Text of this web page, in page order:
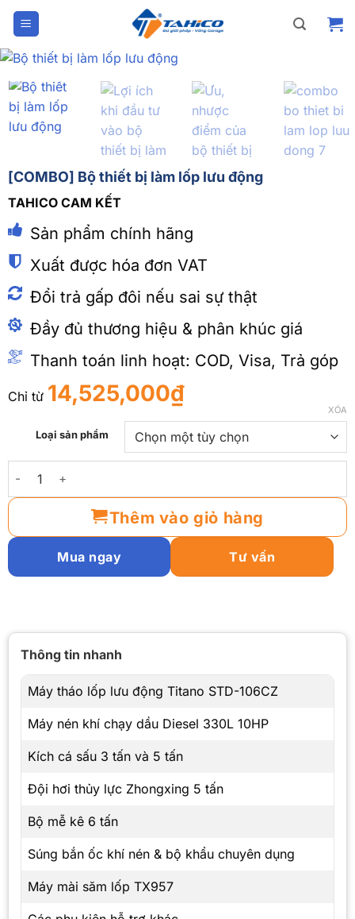
Bỏ
qua
nội
dung
[COMBO] Bộ thiết bị làm lốp lưu động
TAHICO CAM KẾT
Sản phẩm chính hãng
Xuất được hóa đơn VAT
Đổi trả gấp đôi nếu sai sự thật
Đầy đủ thương hiệu & phân khúc giá
Thanh toán linh hoạt: COD, Visa, Trả góp
Chỉ từ 14,525,000₫
Loại sản phẩm
XÓA
Thêm vào giỏ hàng
Mua ngay Tư vấn
Máy tháo lốp lưu động Titano STD-106CZ
Máy nén khí chạy dầu Diesel 330L 10HP
Kích cá sấu 3 tấn và 5 tấn
Đội hơi thủy lực Zhongxing 5 tấn
Bộ mễ kê 6 tấn
Súng bắn ốc khí nén & bộ khẩu chuyên dụng
Máy mài săm lốp TX957